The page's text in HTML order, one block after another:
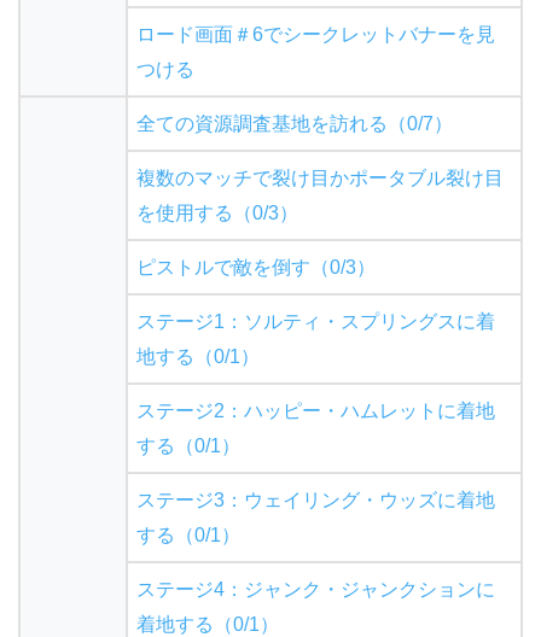
ロード画面＃6でシークレットバナーを見
つける
全ての資源調査基地を訪れる（0/7）
複数のマッチで裂け目かポータブル裂け目
を使用する（0/3）
ピストルで敵を倒す（0/3）
ステージ1：ソルティ・スプリングスに着
地する（0/1）
ステージ2：ハッピー・ハムレットに着地
する（0/1）
ステージ3：ウェイリング・ウッズに着地
する（0/1）
ステージ4：ジャンク・ジャンクションに
着地する（0/1）